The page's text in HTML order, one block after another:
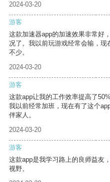
2024-03-20
游客
这款加速器app的加速效果非常好
况了。我以前玩游戏经常会输，现
不少。
2024-03-20
游客
这款app让我的工作效率提高了
我以前经常加班，现在有了这个
伴家人。
2024-03-20
游客
这款app是我学习路上的良师益友
视野。